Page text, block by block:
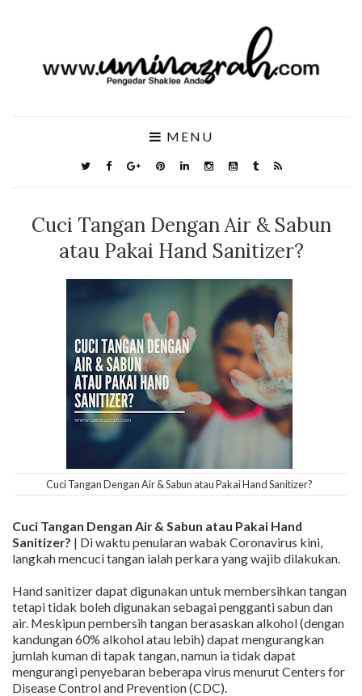
MENU
Cuci Tangan Dengan Air & Sabun
atau Pakai Hand Sanitizer?
Cuci Tangan Dengan Air & Sabun atau Pakai Hand Sanitizer?
Cuci Tangan Dengan Air & Sabun atau Pakai Hand
Sanitizer? | Di waktu penularan wabak Coronavirus kini,
langkah mencuci tangan ialah perkara yang wajib dilakukan.
Hand sanitizer dapat digunakan untuk membersihkan tangan
tetapi tidak boleh digunakan sebagai pengganti sabun dan
air. Meskipun pembersih tangan berasaskan alkohol (dengan
kandungan 60% alkohol atau lebih) dapat mengurangkan
jumlah kuman di tapak tangan, namun ia tidak dapat
mengurangi penyebaran beberapa virus menurut Centers for
Disease Control and Prevention (CDC).